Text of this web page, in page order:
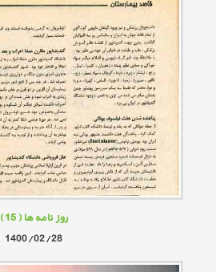
روز نامه ها ( 15 )
1400/02/28